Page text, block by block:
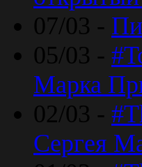
07/03 -
05/03 -
Марка
02/03 -
Сергея